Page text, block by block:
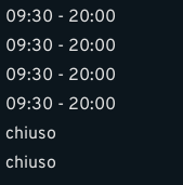
09:30 - 20:00
09:30 - 20:00
09:30 - 20:00
09:30 - 20:00
chiuso
chiuso